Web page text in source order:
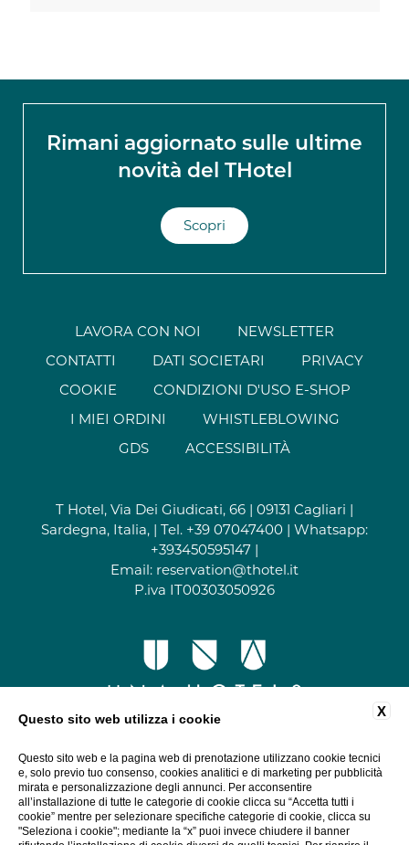
Rimani aggiornato sulle ultime
novità del THotel
Scopri
LAVORA CON NOI
NEWSLETTER
CONTATTI
DATI SOCIETARI
PRIVACY
COOKIE
CONDIZIONI D'USO E-SHOP
I MIEI ORDINI
WHISTLEBLOWING
GDS
ACCESSIBILITÀ
T Hotel, Via Dei Giudicati, 66 | 09131 Cagliari |
Sardegna, Italia, | Tel. +39 07047400 | Whatsapp:
+393450595147 |
Email: reservation@thotel.it
P.iva IT00303050926
X
Questo sito web utilizza i cookie
Questo sito web e la pagina web di prenotazione utilizzano cookie tecnici
e, solo previo tuo consenso, cookies analitici e di marketing per pubblicità
mirata e personalizzazione degli annunci. Per acconsentire
all’installazione di tutte le categorie di cookie clicca su “Accetta tutti i
cookie” mentre per selezionare specifiche categorie di cookie, clicca su
"Seleziona i cookie"; mediante la “x” puoi invece chiudere il banner